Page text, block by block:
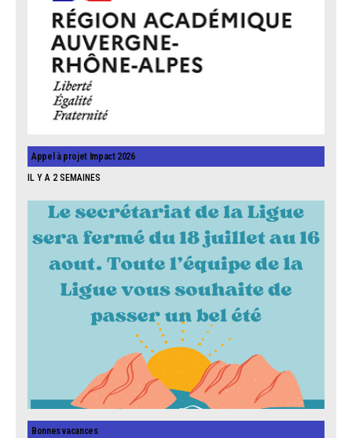
Appel à projet Impact 2026
IL Y A 2 SEMAINES
Bonnes vacances